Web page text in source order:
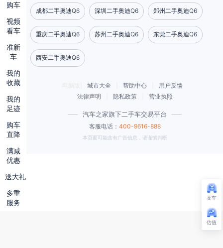
购车
视频
看车
准新
车
我的
收藏
我的
足迹
购车
直降
满减
优惠
送大礼
多重
服务
卖车
估值
成都二手奥迪Q6 深圳二手奥迪Q6 郑州二手奥迪Q6
重庆二手奥迪Q6 苏州二手奥迪Q6 东莞二手奥迪Q6
西安二手奥迪Q6
城市大全 帮助中心
用户反馈
法律声明
隐私政策 营业执照
汽车之家旗下二手车交易平台
客服电话： 400-9616-888
本页面可能含有广告信息，请谨慎判断